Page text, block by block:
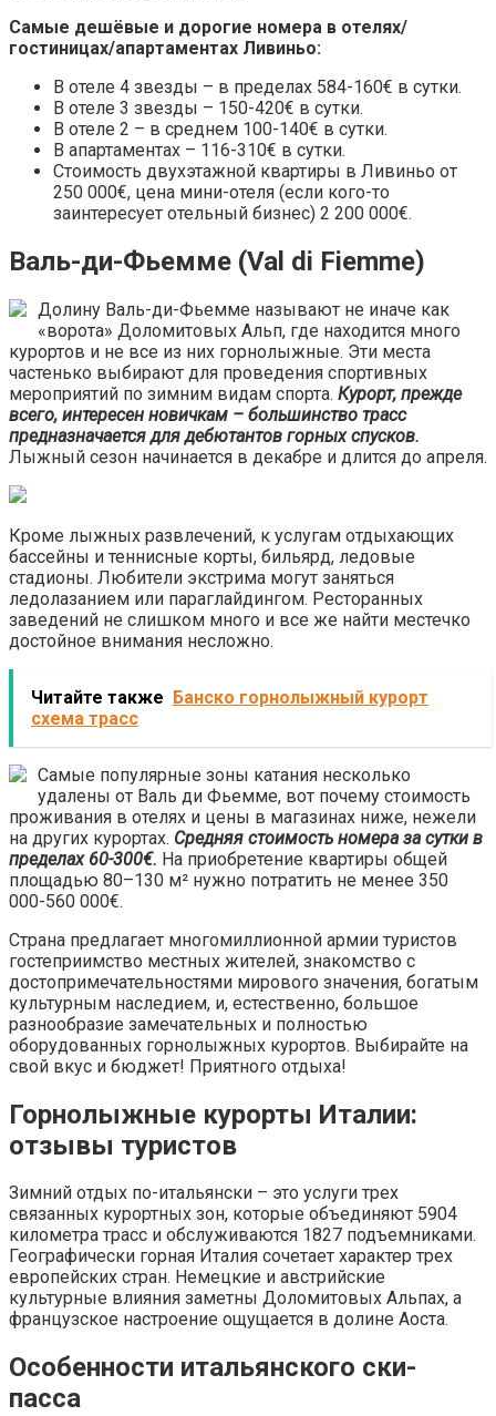
Самые дешёвые и дорогие номера в отелях/
гостиницах/апартаментах Ливиньо:
В отеле 4 звезды – в пределах 584-160€ в сутки.
В отеле 3 звезды – 150-420€ в сутки.
В отеле 2 – в среднем 100-140€ в сутки.
В апартаментах – 116-310€ в сутки.
Стоимость двухэтажной квартиры в Ливиньо от
250 000€, цена мини-отеля (если кого-то
заинтересует отельный бизнес) 2 200 000€.
Валь-ди-Фьемме (Val di Fiemme)
Долину Валь-ди-Фьемме называют не иначе как
«ворота» Доломитовых Альп, где находится много
курортов и не все из них горнолыжные. Эти места
частенько выбирают для проведения спортивных
мероприятий по зимним видам спорта. Курорт, прежде
всего, интересен новичкам – большинство трасс
предназначается для дебютантов горных спусков.
Лыжный сезон начинается в декабре и длится до апреля.
Кроме лыжных развлечений, к услугам отдыхающих
бассейны и теннисные корты, бильярд, ледовые
стадионы. Любители экстрима могут заняться
ледолазанием или параглайдингом. Ресторанных
заведений не слишком много и все же найти местечко
достойное внимания несложно.
Читайте также Банско горнолыжный курорт
схема трасс
Самые популярные зоны катания несколько
удалены от Валь ди Фьемме, вот почему стоимость
проживания в отелях и цены в магазинах ниже, нежели
на других курортах. Средняя стоимость номера за сутки в
пределах 60-300€. На приобретение квартиры общей
площадью 80–130 м² нужно потратить не менее 350
000-560 000€.
Страна предлагает многомиллионной армии туристов
гостеприимство местных жителей, знакомство с
достопримечательностями мирового значения, богатым
культурным наследием, и, естественно, большое
разнообразие замечательных и полностью
оборудованных горнолыжных курортов. Выбирайте на
свой вкус и бюджет! Приятного отдыха!
Горнолыжные курорты Италии:
отзывы туристов
Зимний отдых по-итальянски – это услуги трех
связанных курортных зон, которые объединяют 5904
километра трасс и обслуживаются 1827 подъемниками.
Географически горная Италия сочетает характер трех
европейских стран. Немецкие и австрийские
культурные влияния заметны Доломитовых Альпах, а
французское настроение ощущается в долине Аоста.
Особенности итальянского ски-
пасса